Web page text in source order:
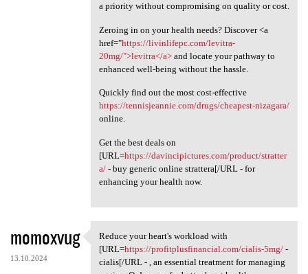
a priority without compromising on quality or cost.
Zeroing in on your health needs? Discover <a
href="https://livinlifepc.com/levitra-
20mg/">levitra</a>and locate your pathway to
enhanced well-being without the hassle.
Quickly find out the most cost-effective
https://tennisjeannie.com/drugs/cheapest-nizagara/
online.
Get the best deals on
[URL=https://davincipictures.com/product/stratter
a/- buy generic online strattera[/URL - for
enhancing your health now.
momoxvug
13.10.2024
Reduce your heart's workload
Reduce your heart's workload with
[URL=https://profitplusfinancial.com/cialis-5mg/-
cialis[/URL - , an essential treatment for managing